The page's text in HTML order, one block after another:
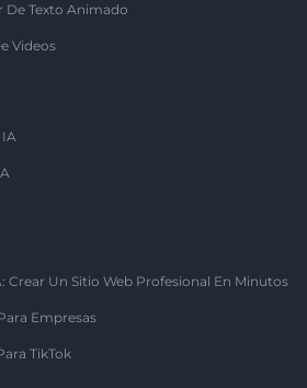
De Texto Animado
Videos
Crear Un Sitio Web Profesional En Minutos
Empresas
TikTok